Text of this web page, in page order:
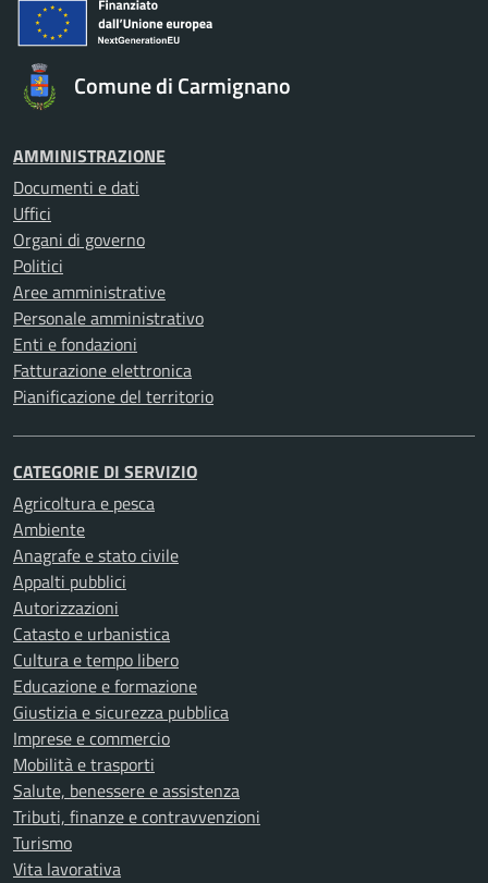
Comune di Carmignano
AMMINISTRAZIONE
Documenti e dati
Uffici
Organi di governo
Politici
Aree amministrative
Personale amministrativo
Enti e fondazioni
Fatturazione elettronica
Pianificazione del territorio
CATEGORIE DI SERVIZIO
Agricoltura e pesca
Ambiente
Anagrafe e stato civile
Appalti pubblici
Autorizzazioni
Catasto e urbanistica
Cultura e tempo libero
Educazione e formazione
Giustizia e sicurezza pubblica
Imprese e commercio
Mobilità e trasporti
Salute, benessere e assistenza
Tributi, finanze e contravvenzioni
Turismo
Vita lavorativa